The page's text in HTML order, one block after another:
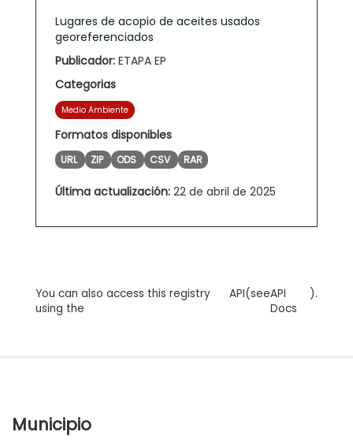
Lugares de acopio de aceites usados
georeferenciados
Publicador: ETAPA EP
Categorias
Medio Ambiente
Formatos disponibles
URL ZIP ODS CSV RAR
Última actualización: 22 de abril de 2025
You can also access this registry
using the
API(seeAPI
Docs
).
Municipio